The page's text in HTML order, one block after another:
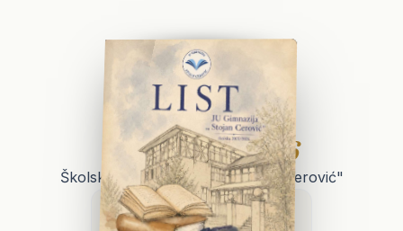
NAJNOVIJE · 2026
List2025/2026
Školski list JU Gimnazije "Stojan Cerović"
36 2026 PDF